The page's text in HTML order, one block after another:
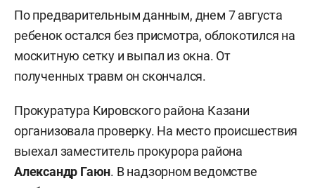
По предварительным данным, днем 7 августа
ребенок остался без присмотра, облокотился на
москитную сетку и выпал из окна. От
полученных травм он скончался.
Прокуратура Кировского района Казани
организовала проверку. На место происшествия
выехал заместитель прокурора района
Александр Гаюн. В надзорном ведомстве